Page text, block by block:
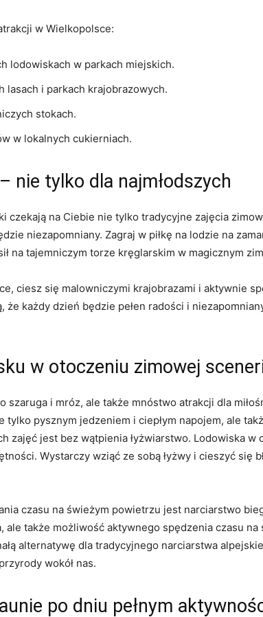
​w Wielkopolsce:
lodowiskach w ​parkach miejskich.
lasach⁤ i parkach ​krajobrazowych.
stokach.
w lokalnych cukierniach.
nie tylko​ dla najmłodszych
czekają na ⁢Ciebie nie tylko tradycyjne zajęcia
niezapomniany. Zagraj w piłkę na lodzie ⁢na
na​ tajemniczym torze kręglarskim w magicznym
⁢ciesz się malowniczymi krajobrazami ​i aktywnie
⁣że każdy dzień będzie pełen⁣ radości i
w otoczeniu zimowej
szaruga i mróz, ⁤ale⁤ także mnóstwo atrakcji dla
tylko pysznym jedzeniem i ciepłym napojem,⁢ ale
​zajęć jest bez⁤ wątpienia łyżwiarstwo. ⁤Lodowiska w
Wystarczy wziąć ze sobą łyżwy ‍i cieszyć ‍się
czasu⁣ na świeżym ⁣powietrzu jest‍ narciarstwo
ale‍ także ⁤możliwość ‍aktywnego​ spędzenia czasu‌
alternatywę dla tradycyjnego narciarstwa
wokół nas.
po dniu pełnym